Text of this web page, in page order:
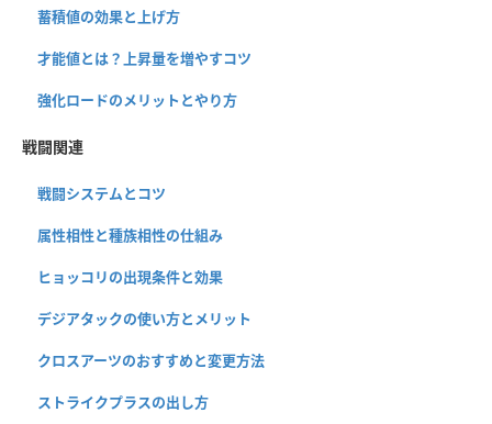
蓄積値の効果と上げ方
才能値とは？上昇量を増やすコツ
強化ロードのメリットとやり方
戦闘関連
戦闘システムとコツ
属性相性と種族相性の仕組み
ヒョッコリの出現条件と効果
デジアタックの使い方とメリット
クロスアーツのおすすめと変更方法
ストライクプラスの出し方